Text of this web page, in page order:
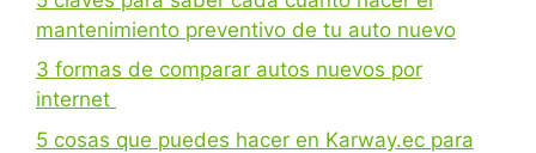
mantenimiento preventivo de tu auto nuevo
3 formas de comparar autos nuevos por
internet
5 cosas que puedes hacer en Karway.ec para